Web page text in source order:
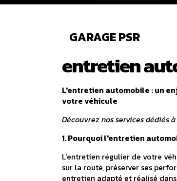
GARAGE PSR
entretien
L'entretien automobile : un
votre véhicule
Découvrez nos services dédiés
1. Pourquoi l'entretien
L'entretien régulier de votre
sur la route, préserver ses
entretien adapté et réalisé